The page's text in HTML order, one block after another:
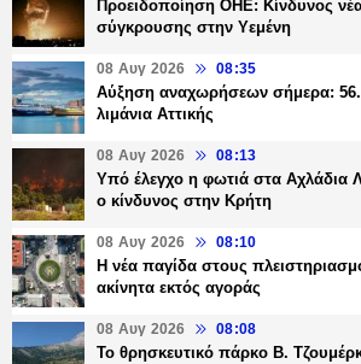
Προειδοποίηση ΟΗΕ: Κίνδυνος
σύγκρουσης στην Υεμένη
08 Αυγ 2026 08:35
Αύξηση αναχωρήσεων σήμερα:
λιμάνια Αττικής
08 Αυγ 2026 08:13
Υπό έλεγχο η φωτιά στα Αχλάδια
ο κίνδυνος στην Κρήτη
08 Αυγ 2026 08:10
Η νέα παγίδα στους
ακίνητα εκτός αγοράς
08 Αυγ 2026 08:08
Το θρησκευτικό πάρκο Β.